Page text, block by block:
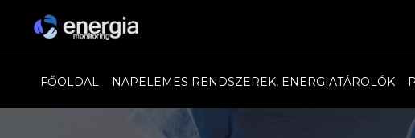
FŐOLDAL NAPELEMES RENDSZEREK, ENERGIATÁROLÓK